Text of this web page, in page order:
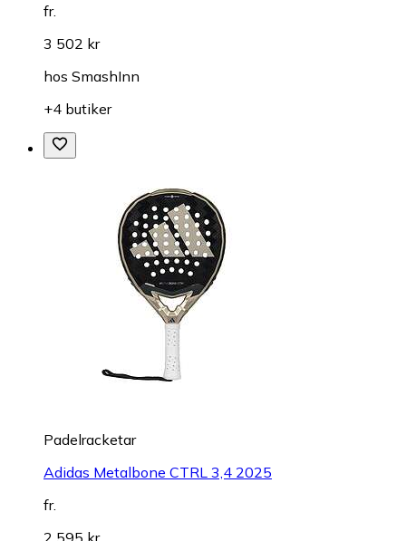
fr.
3 502 kr
hos SmashInn
+4 butiker
Padelracketar
Adidas Metalbone CTRL 3,4 2025
fr.
2 595 kr